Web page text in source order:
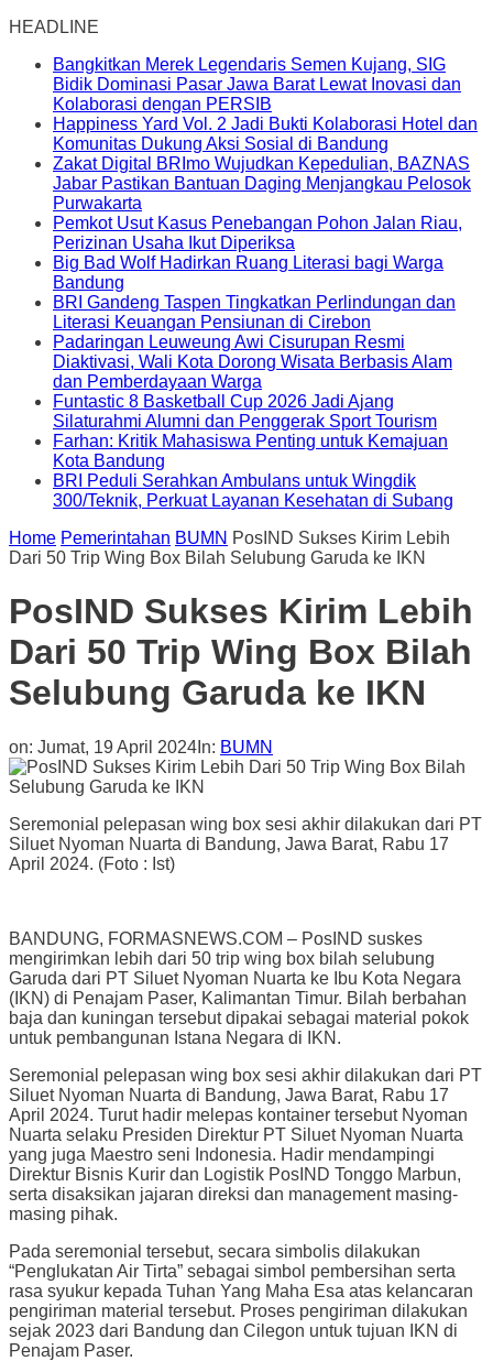
HEADLINE
Bangkitkan Merek Legendaris Semen Kujang, SIG
Bidik Dominasi Pasar Jawa Barat Lewat Inovasi dan
Kolaborasi dengan PERSIB
Happiness Yard Vol. 2 Jadi Bukti Kolaborasi Hotel dan
Komunitas Dukung Aksi Sosial di Bandung
Zakat Digital BRImo Wujudkan Kepedulian, BAZNAS
Jabar Pastikan Bantuan Daging Menjangkau Pelosok
Purwakarta
Pemkot Usut Kasus Penebangan Pohon Jalan Riau,
Perizinan Usaha Ikut Diperiksa
Big Bad Wolf Hadirkan Ruang Literasi bagi Warga
Bandung
BRI Gandeng Taspen Tingkatkan Perlindungan dan
Literasi Keuangan Pensiunan di Cirebon
Padaringan Leuweung Awi Cisurupan Resmi
Diaktivasi, Wali Kota Dorong Wisata Berbasis Alam
dan Pemberdayaan Warga
Funtastic 8 Basketball Cup 2026 Jadi Ajang
Silaturahmi Alumni dan Penggerak Sport Tourism
Farhan: Kritik Mahasiswa Penting untuk Kemajuan
Kota Bandung
BRI Peduli Serahkan Ambulans untuk Wingdik
300/Teknik, Perkuat Layanan Kesehatan di Subang
Home Pemerintahan BUMN PosIND Sukses Kirim Lebih
Dari 50 Trip Wing Box Bilah Selubung Garuda ke IKN
PosIND Sukses Kirim Lebih
Dari 50 Trip Wing Box Bilah
Selubung Garuda ke IKN
on: Jumat, 19 April 2024 In: BUMN
Seremonial pelepasan wing box sesi akhir dilakukan dari PT
Siluet Nyoman Nuarta di Bandung, Jawa Barat, Rabu 17
April 2024. (Foto : Ist)
BANDUNG, FORMASNEWS.COM – PosIND suskes
mengirimkan lebih dari 50 trip wing box bilah selubung
Garuda dari PT Siluet Nyoman Nuarta ke Ibu Kota Negara
(IKN) di Penajam Paser, Kalimantan Timur. Bilah berbahan
baja dan kuningan tersebut dipakai sebagai material pokok
untuk pembangunan Istana Negara di IKN.
Seremonial pelepasan wing box sesi akhir dilakukan dari PT
Siluet Nyoman Nuarta di Bandung, Jawa Barat, Rabu 17
April 2024. Turut hadir melepas kontainer tersebut Nyoman
Nuarta selaku Presiden Direktur PT Siluet Nyoman Nuarta
yang juga Maestro seni Indonesia. Hadir mendampingi
Direktur Bisnis Kurir dan Logistik PosIND Tonggo Marbun,
serta disaksikan jajaran direksi dan management masing-
masing pihak.
Pada seremonial tersebut, secara simbolis dilakukan
“Penglukatan Air Tirta” sebagai simbol pembersihan serta
rasa syukur kepada Tuhan Yang Maha Esa atas kelancaran
pengiriman material tersebut. Proses pengiriman dilakukan
sejak 2023 dari Bandung dan Cilegon untuk tujuan IKN di
Penajam Paser.